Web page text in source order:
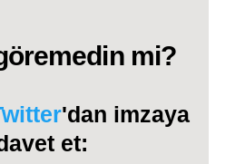
mi?
'dan imzaya
et: